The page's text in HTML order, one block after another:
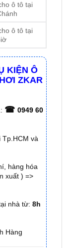
ô tô tại
KIỆN Ô
ZKAR
☎ 0949 60
và
hàng hóa
xuất ) =>
nhà từ:8h
Hàng
Trung